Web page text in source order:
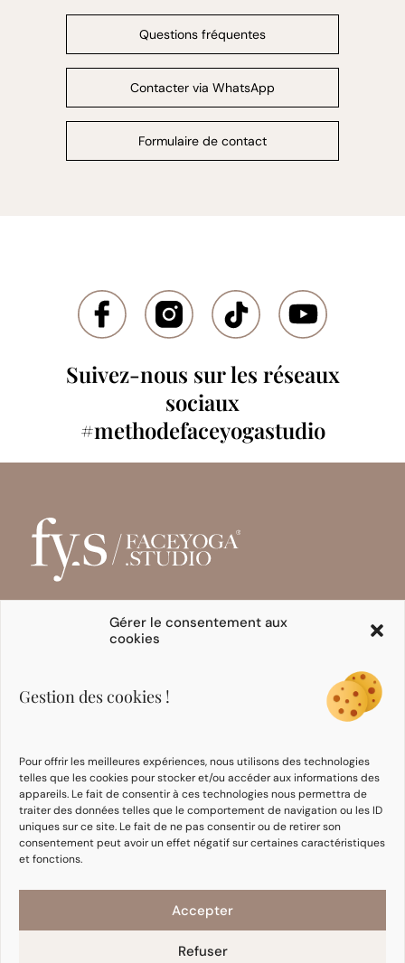
Gérer le consentement aux
cookies
Gestion des cookies !
Pour offrir les meilleures expériences, nous utilisons des technologies
telles que les cookies pour stocker et/ou accéder aux informations des
appareils. Le fait de consentir à ces technologies nous permettra de
traiter des données telles que le comportement de navigation ou les ID
uniques sur ce site. Le fait de ne pas consentir ou de retirer son
consentement peut avoir un effet négatif sur certaines caractéristiques
et fonctions.
Accepter
Refuser
Questions fréquentes
Contacter via WhatsApp
Formulaire de contact
Suivez-nous sur les réseaux
sociaux
#methodefaceyogastudio
INITIATION
E-books
Formation Intégrative
Formation Face
Taping
Communauté
d’expertes
NOTRE MÉTHODE
Blog
Politique de
Cookies